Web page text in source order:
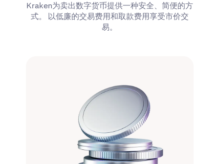
Kraken为卖出数字货币提供一种安全、简便的方
式。 以低廉的交易费用和取款费用享受市价交
易。